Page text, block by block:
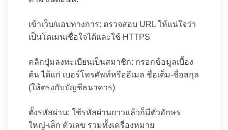
เข้าเว็บ/แอปทางการ: ตรวจสอบ URL ให้แน่ใจว่า
เป็นโดเมนเชื่อใจได้และใช้ HTTPS
คลิกปุ่มลงทะเบียนเป็นสมาชิก: กรอกข้อมูลเบื้อง
ต้น ได้แก่ เบอร์โทรศัพท์หรืออีเมล ชื่อเต็ม-ชื่อสกุล
(ให้ตรงกับบัญชีธนาคาร)
ตั้งรหัสผ่าน: ใช้รหัสผ่านยาวแล้วก็มีตัวอักษร
ใหญ่-เล็ก ตัวเลข รวมทั้งเครื่องหมาย